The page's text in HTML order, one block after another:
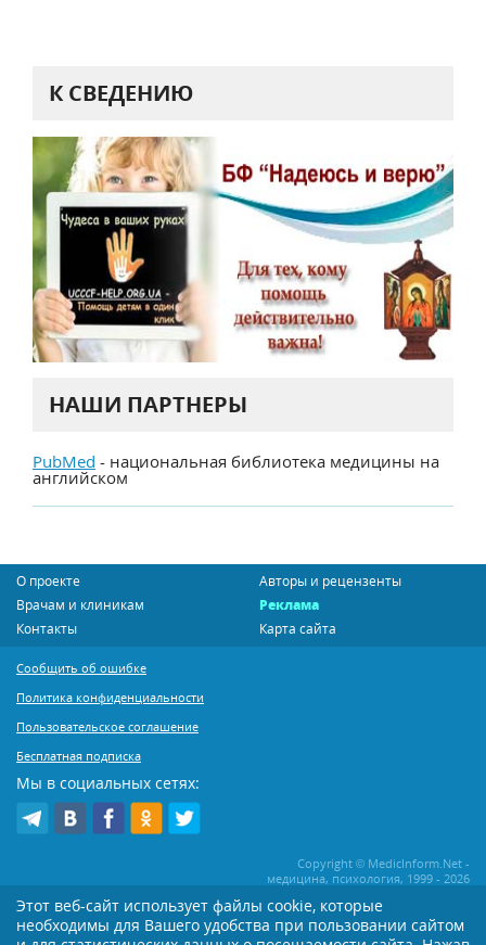
К СВЕДЕНИЮ
НАШИ ПАРТНЕРЫ
PubMed - национальная библиотека медицины на
английском
О проекте
Авторы и рецензенты
Врачам и клиникам
Реклама
Контакты
Карта сайта
Сообщить об ошибке
Политика конфиденциальности
Пользовательское соглашение
Бесплатная подписка
Мы в социальных сетях:
Copyright © MedicInform.Net -
медицина, психология, 1999 - 2026
Копирование или иное распространение статей нашего сайта строго
воспрещается. Копирование раздела "Новости" допускается при наличии
Этот веб-сайт использует файлы cookie, которые
необходимы для Вашего удобства при пользовании сайтом